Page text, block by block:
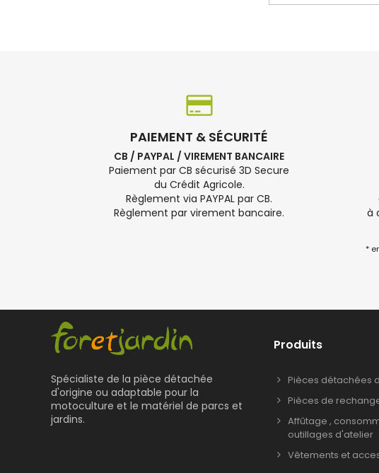
PAIEMENT & SÉCURITÉ
CB / PAYPAL / VIREMENT BANCAIRE
Paiement par CB sécurisé 3D Secure
du Crédit Agricole.
Règlement via PAYPAL par CB.
Règlement par virement bancaire.
à
*
Spécialiste de la pièce détachée
d'origine ou adaptable pour la
motoculture et le matériel de parcs et
jardins.
Produits
Pièces détachées
Pièces de
Affûtage ,
outillages d'atelier
Vêtements et